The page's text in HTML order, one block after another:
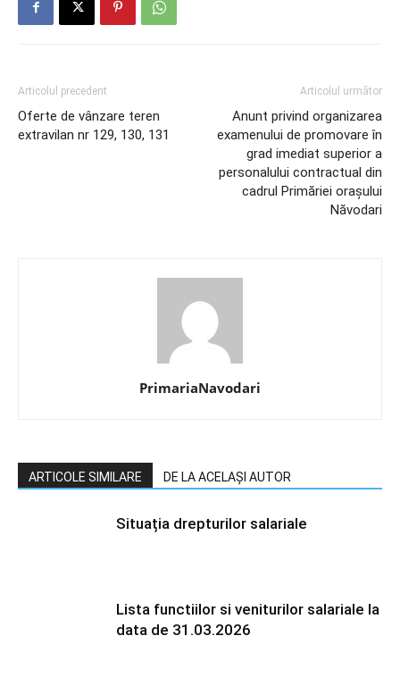
Articolul precedent
Oferte de vânzare teren
extravilan nr 129, 130, 131
Articolul următor
Anunt privind organizarea
examenului de promovare în
grad imediat superior a
personalului contractual din
cadrul Primăriei orașului
Năvodari
PrimariaNavodari
ARTICOLE SIMILARE DE LA ACELAȘI AUTOR
Situația drepturilor salariale
Lista functiilor si veniturilor salariale la
data de 31.03.2026